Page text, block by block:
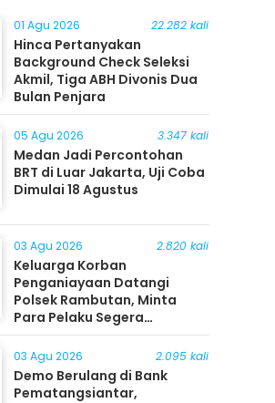
01 Agu 2026 22.282 kali
Hinca Pertanyakan
Background Check Seleksi
Akmil, Tiga ABH Divonis Dua
Bulan Penjara
05 Agu 2026 3.347 kali
Medan Jadi Percontohan
BRT di Luar Jakarta, Uji Coba
Dimulai 18 Agustus
03 Agu 2026 2.820 kali
Keluarga Korban
Penganiayaan Datangi
Polsek Rambutan, Minta
Para Pelaku Segera
Ditangkap
03 Agu 2026 2.095 kali
Demo Berulang di Bank
Pematangsiantar,